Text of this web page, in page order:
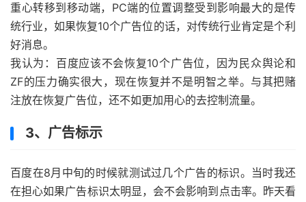
重心转移到移动端，PC端的位置调整受到影响最大的是传
统行业，如果恢复10个广告位的话，对传统行业肯定是个利
好消息。
我认为：百度应该不会恢复10个广告位，因为民众舆论和
ZF的压力确实很大，现在恢复并不是明智之举。与其把赌
注放在恢复广告位，还不如更加用心的去控制流量。
3、广告标示
百度在8月中旬的时候就测试过几个广告的标识。当时我还
在担心如果广告标识太明显，会不会影响到点击率。昨天看